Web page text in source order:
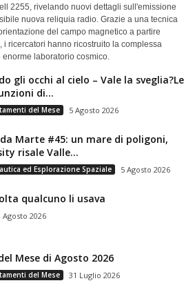
2255, rivelando nuovi dettagli sull'emissione
nuova reliquia radio. Grazie a una tecnica
del campo magnetico a partire
ricercatori hanno ricostruito la complessa
laboratorio cosmico.
gli occhi al cielo – Vale la sveglia?Le
di...
del Mese 5 Agosto 2026
Marte #45: un mare di poligoni,
risale Valle...
ed Esplorazione Spaziale 5 Agosto 2026
qualcuno li usava
Agosto 2026
Mese di Agosto 2026
del Mese 31 Luglio 2026